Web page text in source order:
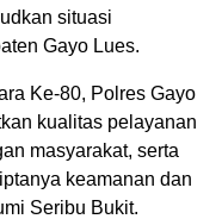
situasi
Gayo Lues.
Ke-80, Polres Gayo
kualitas pelayanan
masyarakat, serta
keamanan dan
Seribu Bukit.